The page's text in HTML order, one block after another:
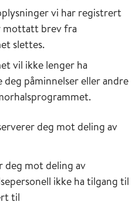
vi har registrert
mottatt brev fra
slettes.
vil ikke lenger ha
påminnelser eller andre
deg mot deling av
deg mot deling av
ikke ha tilgang til
til